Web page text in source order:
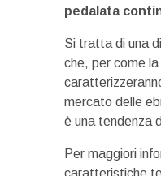
pedalata
Si tratta di una
che, per come
mercato delle
è una tendenza
Per maggiori